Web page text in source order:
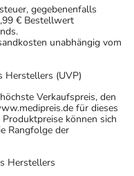
gegebenenfalls
€ Bestellwert
unabhängig vom
Herstellers (UVP)
Verkaufspreis, den
für dieses
können sich
Rangfolge der
Herstellers